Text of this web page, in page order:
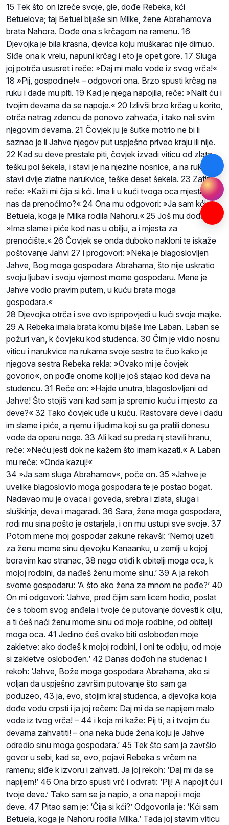
15 Tek što on izreče svoje, gle, dođe Rebeka, kći
Betuelova; taj Betuel bijaše sin Milke, žene Abrahamova
brata Nahora. Dođe ona s krčagom na ramenu. 16
Djevojka je bila krasna, djevica koju muškarac nije dirnuo.
Siđe ona k vrelu, napuni krčag i eto je opet gore. 17 Sluga
joj potrča ususret i reče: »Daj mi malo vode iz svog vrča!«
18 »Pij, gospodine!« – odgovori ona. Brzo spusti krčag na
ruku i dade mu piti. 19 Kad je njega napojila, reče: »Nalit ću i
tvojim devama da se napoje.« 20 Izlivši brzo krčag u korito,
otrča natrag zdencu da ponovo zahvaća, i tako nali svim
njegovim devama. 21 Čovjek ju je šutke motrio ne bi li
saznao je li Jahve njegov put uspješno priveo kraju ili nije.
22 Kad su deve prestale piti, čovjek izvadi viticu od zlata,
tešku pol šekela, i stavi je na njezine nosnice, a na ruke joj
stavi dvije zlatne narukvice, teške deset šekela. 23 Zatim
reče: »Kaži mi čija si kći. Ima li u kući tvoga oca mjesta za
nas da prenoćimo?« 24 Ona mu odgovori: »Ja sam kći
Betuela, koga je Milka rodila Nahoru.« 25 Još mu doda:
»Ima slame i piće kod nas u obilju, a i mjesta za
prenoćište.« 26 Čovjek se onda duboko nakloni te iskaže
poštovanje Jahvi 27 i progovori: »Neka je blagoslovljen
Jahve, Bog moga gospodara Abrahama, što nije uskratio
svoju ljubav i svoju vjernost mome gospodaru. Mene je
Jahve vodio pravim putem, u kuću brata moga
gospodara.«
28 Djevojka otrča i sve ovo ispripovjedi u kući svoje majke.
29 A Rebeka imala brata komu bijaše ime Laban. Laban se
požuri van, k čovjeku kod studenca. 30 Čim je vidio nosnu
viticu i narukvice na rukama svoje sestre te čuo kako je
njegova sestra Rebeka rekla: »Ovako mi je čovjek
govorio«, on pođe onome koji je još stajao kod deva na
studencu. 31 Reče on: »Hajde unutra, blagoslovljeni od
Jahve! Što stojiš vani kad sam ja spremio kuću i mjesto za
deve?« 32 Tako čovjek uđe u kuću. Rastovare deve i dadu
im slame i piće, a njemu i ljudima koji su ga pratili donesu
vode da operu noge. 33 Ali kad su preda nj stavili hranu,
reče: »Neću jesti dok ne kažem što imam kazati.« A Laban
mu reče: »Onda kazuj!«
34 »Ja sam sluga Abrahamov«, poče on. 35 »Jahve je
uvelike blagoslovio moga gospodara te je postao bogat.
Nadavao mu je ovaca i goveda, srebra i zlata, sluga i
sluškinja, deva i magaradi. 36 Sara, žena moga gospodara,
rodi mu sina pošto je ostarjela, i on mu ustupi sve svoje. 37
Potom mene moj gospodar zakune rekavši: ‘Nemoj uzeti
za ženu mome sinu djevojku Kanaanku, u zemlji u kojoj
boravim kao stranac, 38 nego otiđi k obitelji moga oca, k
mojoj rodbini, da nađeš ženu mome sinu.’ 39 A ja rekoh
svome gospodaru: ‘A što ako žena za mnom ne pođe?’ 40
On mi odgovori: ‘Jahve, pred čijim sam licem hodio, poslat
će s tobom svog anđela i tvoje će putovanje dovesti k cilju,
a ti ćeš naći ženu mome sinu od moje rodbine, od obitelji
moga oca. 41 Jedino ćeš ovako biti oslobođen moje
zakletve: ako dođeš k mojoj rodbini, i oni te odbiju, od moje
si zakletve oslobođen.’ 42 Danas dođoh na studenac i
rekoh: ‘Jahve, Bože moga gospodara Abrahama, ako si
voljan da uspješno završim putovanje što sam ga
poduzeo, 43 ja, evo, stojim kraj studenca, a djevojka koja
dođe vodu crpsti i ja joj rečem: Daj mi da se napijem malo
vode iz tvog vrča! – 44 i koja mi kaže: Pij ti, a i tvojim ću
devama zahvatiti! – ona neka bude žena koju je Jahve
odredio sinu moga gospodara.’ 45 Tek što sam ja završio
govor u sebi, kad se, evo, pojavi Rebeka s vrčem na
ramenu; siđe k izvoru i zahvati. Ja joj rekoh: ‘Daj mi da se
napijem!’ 46 Ona brzo spusti vrč i odvrati: ‘Pij! A napojit ću i
tvoje deve.’ Tako sam se ja napio, a ona napoji i moje
deve. 47 Pitao sam je: ‘Čija si kći?’ Odgovorila je: ‘Kći sam
Betuela, koga je Nahoru rodila Milka.’ Tada joj stavim viticu